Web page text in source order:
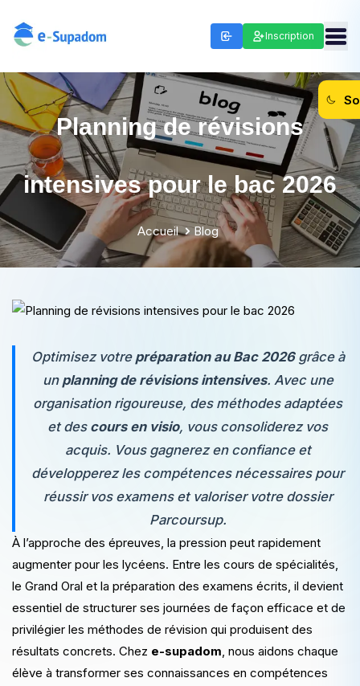
Inscription
Planning de révisions
intensives pour le bac 2026
Accueil Blog
Optimisez votre préparation au Bac 2026grâce à
un planning de révisions intensives. Avec une
organisation rigoureuse, des méthodes adaptées
et des cours en visio, vous consoliderez vos
acquis. Vous gagnerez en confiance et
développerez les compétences nécessaires pour
réussir vos examens et valoriser votre dossier
Parcoursup.
À l’approche des épreuves, la pression peut rapidement
augmenter pour les lycéens. Entre les cours de spécialités,
le Grand Oral et la préparation des examens écrits, il devient
essentiel de structurer ses journées de façon efficace et de
privilégier les méthodes de révision qui produisent des
résultats concrets. Chez e-supadom, nous aidons chaque
élève à transformer ses connaissances en compétences